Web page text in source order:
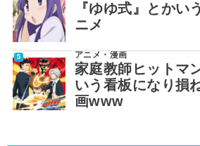
『ゆゆ式』とかい
ニメ
アニメ・漫画
家庭教師ヒットマ
いう看板になり損
画www